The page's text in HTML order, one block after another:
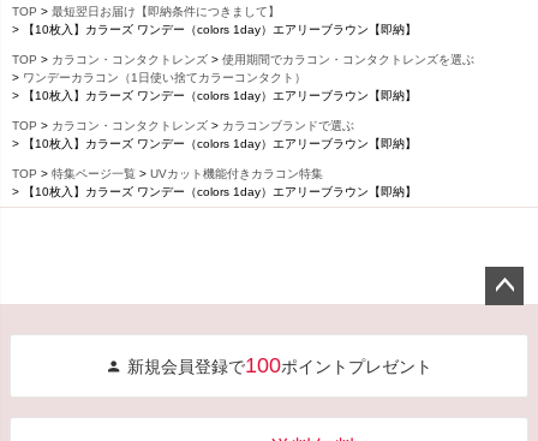
TOP
最短翌日お届け【即納条件につきまして】
【10枚入】カラーズ ワンデー（colors 1day）エアリーブラウン【即納】
TOP カラコン・コンタクトレンズ
使用期間でカラコン・コンタクトレンズを選ぶ
ワンデーカラコン（1日使い捨てカラーコンタクト）
【10枚入】カラーズ ワンデー（colors 1day）エアリーブラウン【即納】
TOP カラコン・コンタクトレンズ
カラコンブランドで選ぶ
【10枚入】カラーズ ワンデー（colors 1day）エアリーブラウン【即納】
TOP 特集ページ一覧
UVカット機能付きカラコン特集
【10枚入】カラーズ ワンデー（colors 1day）エアリーブラウン【即納】
へ
新規会員登録で100ポイントプレゼント